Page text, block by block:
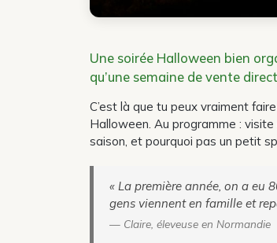
Une soirée Halloween bien
qu’une semaine de vente
C’est là que tu peux vraiment
Halloween. Au programme :
saison, et pourquoi pas un petit
« La première année, on a eu
gens viennent en famille et
— Claire, éleveuse en Normandie